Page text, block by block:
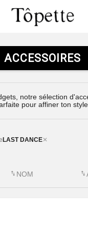
ACCESSOIRES
notre sélection
pour affiner ton style.
LAST DANCE✕
swap_vert NOM swap_vert